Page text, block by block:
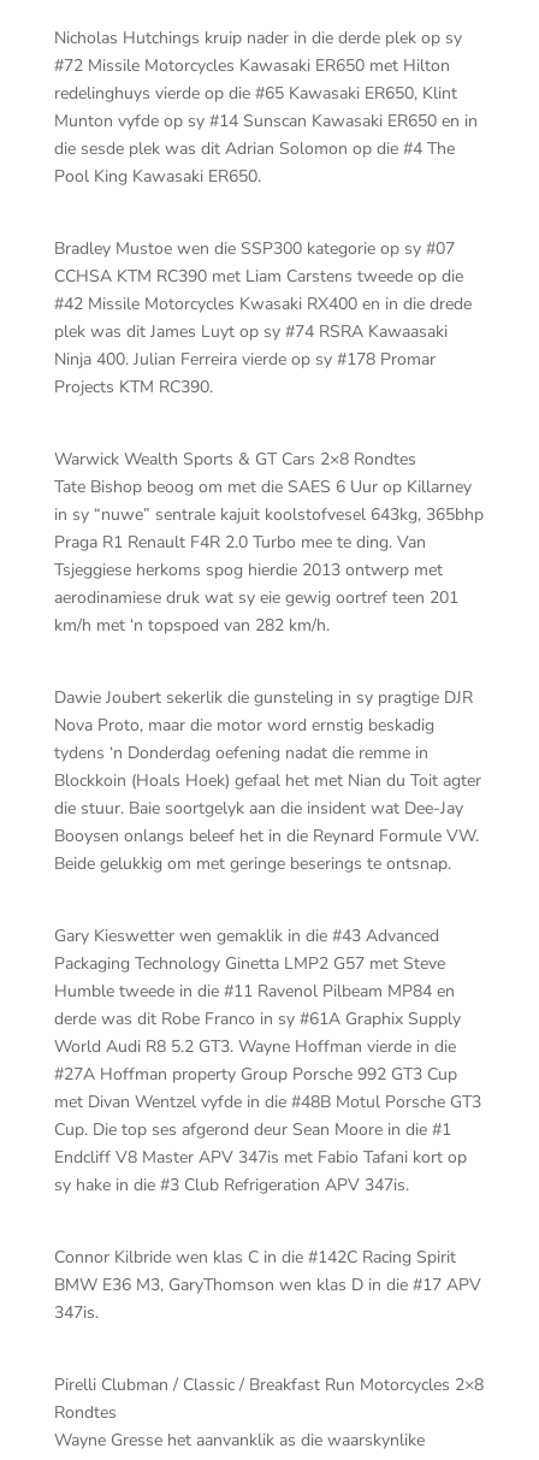
Nicholas Hutchings kruip nader in die derde plek op sy
#72 Missile Motorcycles Kawasaki ER650 met Hilton
redelinghuys vierde op die #65 Kawasaki ER650, Klint
Munton vyfde op sy #14 Sunscan Kawasaki ER650 en in
die sesde plek was dit Adrian Solomon op die #4 The
Pool King Kawasaki ER650.
Bradley Mustoe wen die SSP300 kategorie op sy #07
CCHSA KTM RC390 met Liam Carstens tweede op die
#42 Missile Motorcycles Kwasaki RX400 en in die drede
plek was dit James Luyt op sy #74 RSRA Kawaasaki
Ninja 400. Julian Ferreira vierde op sy #178 Promar
Projects KTM RC390.
Warwick Wealth Sports & GT Cars 2×8 Rondtes
Tate Bishop beoog om met die SAES 6 Uur op Killarney
in sy “nuwe” sentrale kajuit koolstofvesel 643kg, 365bhp
Praga R1 Renault F4R 2.0 Turbo mee te ding. Van
Tsjeggiese herkoms spog hierdie 2013 ontwerp met
aerodinamiese druk wat sy eie gewig oortref teen 201
km/h met ‘n topspoed van 282 km/h.
Dawie Joubert sekerlik die gunsteling in sy pragtige DJR
Nova Proto, maar die motor word ernstig beskadig
tydens ‘n Donderdag oefening nadat die remme in
Blockkoin (Hoals Hoek) gefaal het met Nian du Toit agter
die stuur. Baie soortgelyk aan die insident wat Dee-Jay
Booysen onlangs beleef het in die Reynard Formule VW.
Beide gelukkig om met geringe beserings te ontsnap.
Gary Kieswetter wen gemaklik in die #43 Advanced
Packaging Technology Ginetta LMP2 G57 met Steve
Humble tweede in die #11 Ravenol Pilbeam MP84 en
derde was dit Robe Franco in sy #61A Graphix Supply
World Audi R8 5.2 GT3. Wayne Hoffman vierde in die
#27A Hoffman property Group Porsche 992 GT3 Cup
met Divan Wentzel vyfde in die #48B Motul Porsche GT3
Cup. Die top ses afgerond deur Sean Moore in die #1
Endcliff V8 Master APV 347is met Fabio Tafani kort op
sy hake in die #3 Club Refrigeration APV 347is.
Connor Kilbride wen klas C in die #142C Racing Spirit
BMW E36 M3, GaryThomson wen klas D in die #17 APV
347is.
Pirelli Clubman / Classic / Breakfast Run Motorcycles 2×8
Rondtes
Wayne Gresse het aanvanklik as die waarskynlike